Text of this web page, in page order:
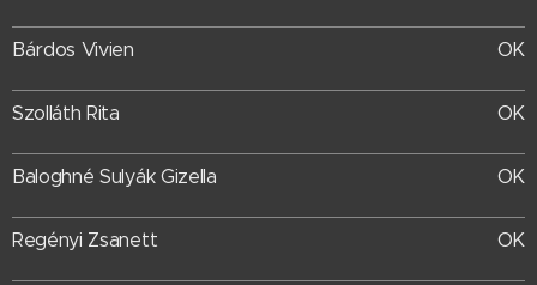
Bárdos Vivien OK
Szolláth Rita OK
Baloghné Sulyák Gizella OK
Regényi Zsanett OK